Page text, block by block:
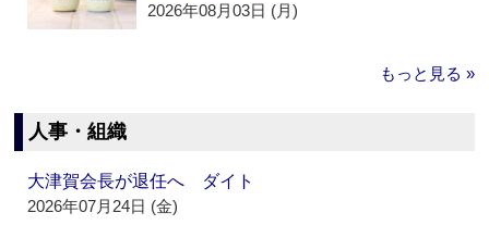
2026年08月03日 (月)
もっと見る »
人事・組織
大津賀会長が退任へ ダイト
2026年07月24日 (金)